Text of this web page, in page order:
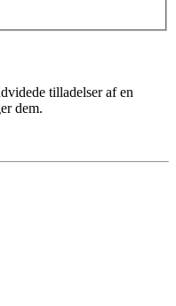
tilladelser af en
dem.